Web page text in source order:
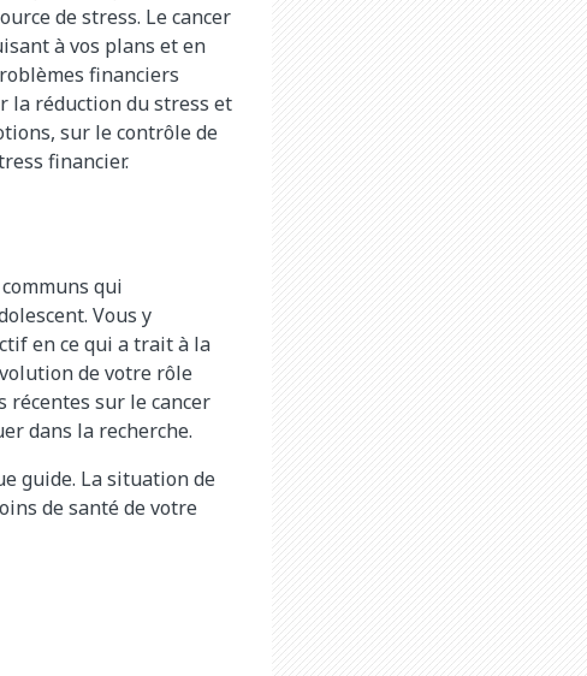
de stress. Le cancer
à vos plans et en
financiers
la réduction du stress et
sur le contrôle de
financier.
qui
Vous y
en ce qui a trait à la
de votre rôle
récentes sur le cancer
dans la recherche.
guide. La situation de
de santé de votre